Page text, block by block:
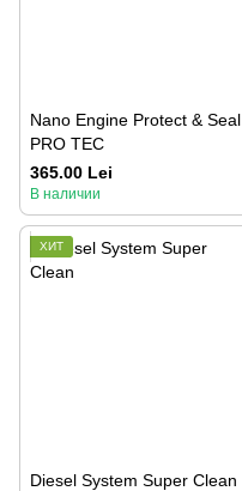
Nano Engine Protect & Seal
PRO TEC
365.00 Lei
В наличии
ХИТ
Diesel System Super Clean